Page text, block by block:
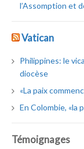
l’Assomption et
Vatican
Philippines: le
diocèse
«La paix
En Colombie, «la
Témoignages